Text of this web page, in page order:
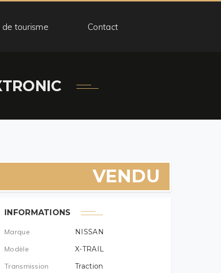
de tourisme Contact
VENDU
INFORMATIONS
Marque
NISSAN
Modèle
X-TRAIL
Transmission
Traction